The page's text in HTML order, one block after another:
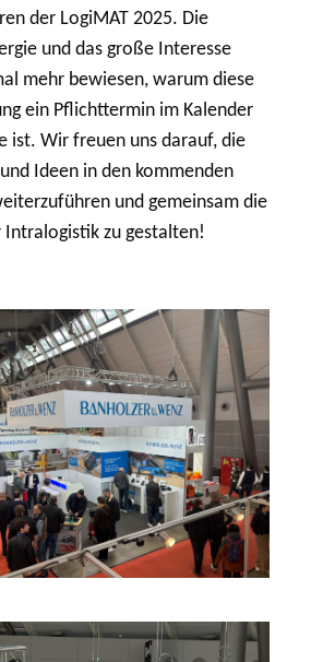
der LogiMAT 2025. Die
und das große Interesse
mehr bewiesen, warum diese
ein Pflichttermin im Kalender
ist. Wir freuen uns darauf, die
Ideen in den kommenden
und gemeinsam die
Intralogistik zu gestalten!